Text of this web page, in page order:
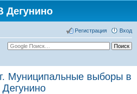
Дегунино
Вход
Регистрация
Муниципальные выборы в